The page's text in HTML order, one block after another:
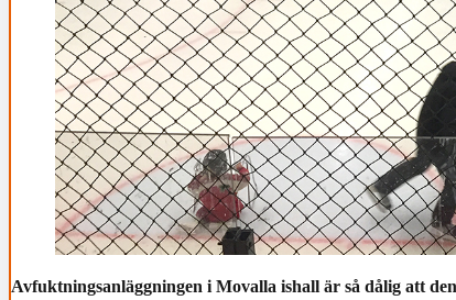
Avfuktningsanläggningen i Movalla ishall är så dålig att